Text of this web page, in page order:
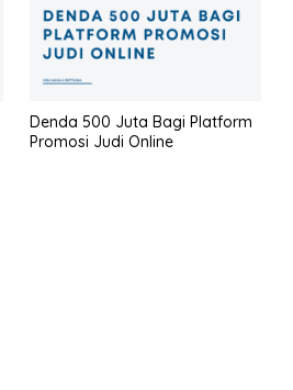
Denda 500 Juta Bagi Platform
Promosi Judi Online